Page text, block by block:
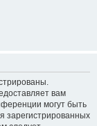
вам
могут быть
зарегистрированных